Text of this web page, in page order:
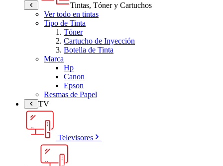
Tintas, Tóner y Cartuchos
Ver todo en tintas
Tipo de Tinta
Tóner
Cartucho de Inyección
Botella de Tinta
Marca
Hp
Canon
Epson
Resmas de Papel
TV
Televisores